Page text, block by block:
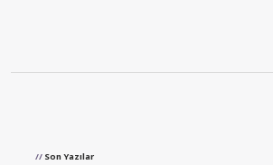
Son Yazılar